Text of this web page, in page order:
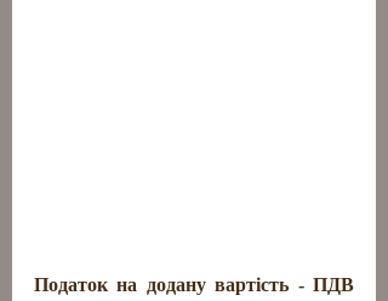
Податок на додану вартість - ПДВ